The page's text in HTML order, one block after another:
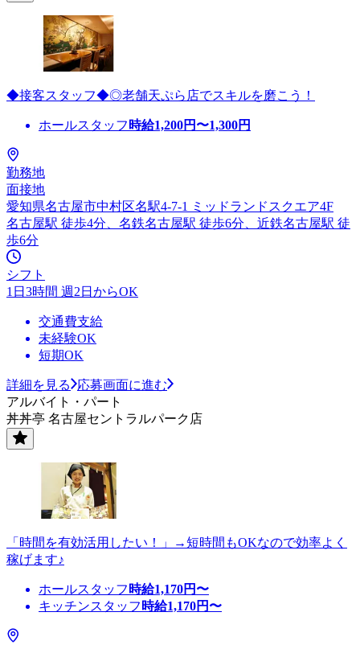
◆接客スタッフ◆◎老舗天ぷら店でスキルを磨こう！
ホールスタッフ 時給1,200円〜1,300円
勤務地
面接地
愛知県名古屋市中村区名駅4-7-1 ミッドランドスクエア4F
名古屋駅 徒歩4分、名鉄名古屋駅 徒歩6分、近鉄名古屋駅 徒
歩6分
シフト
1日3時間 週2日からOK
交通費支給
未経験OK
短期OK
詳細を見る
応募画面に進む
アルバイト・パート
丼丼亭 名古屋セントラルパーク店
「時間を有効活用したい！」→短時間もOKなので効率よく
稼げます♪
ホールスタッフ 時給1,170円〜
キッチンスタッフ 時給1,170円〜